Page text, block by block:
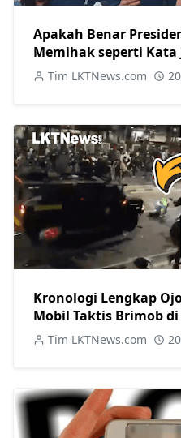
Apakah Benar
Memihak seperti Kata
Aturannya
Tim LKTNews.com
Kronologi Lengkap
Mobil Taktis Brimob
Ternyata Sedang
Tim LKTNews.com